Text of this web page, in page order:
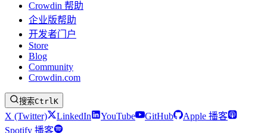
Crowdin 帮助
企业版帮助
开发者门户
Store
Blog
Community
Crowdin.com
搜索CtrlK
X (Twitter) LinkedIn YouTube GitHub
Apple 播客
Spotify 播客